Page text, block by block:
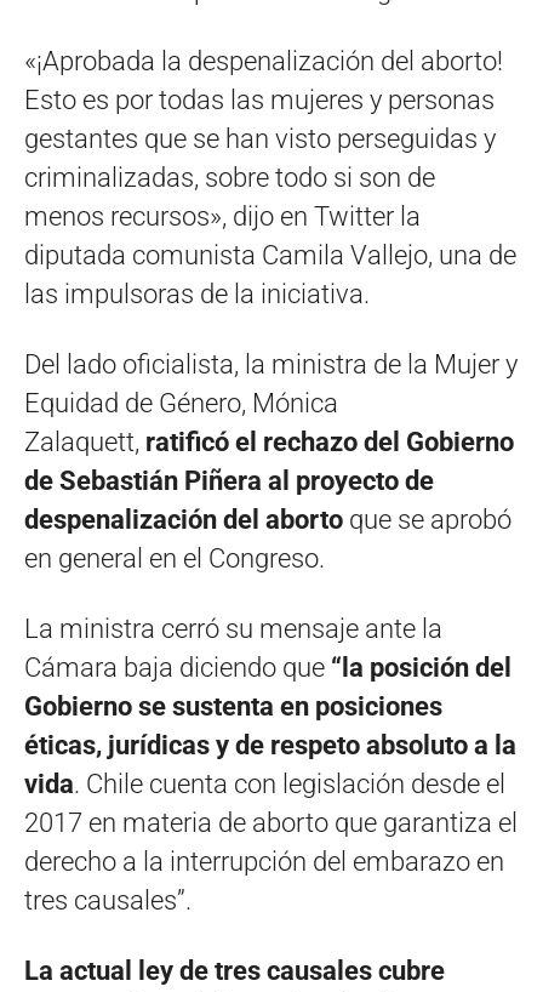
«¡Aprobada la despenalización del aborto!
Esto es por todas las mujeres y personas
gestantes que se han visto perseguidas y
criminalizadas, sobre todo si son de
menos recursos», dijo en Twitter la
diputada comunista Camila Vallejo, una de
las impulsoras de la iniciativa.
Del lado oficialista, la ministra de la Mujer y
Equidad de Género, Mónica
Zalaquett, ratificó el rechazo del Gobierno
de Sebastián Piñera al proyecto de
despenalización del aborto que se aprobó
en general en el Congreso.
La ministra cerró su mensaje ante la
Cámara baja diciendo que “la posición del
Gobierno se sustenta en posiciones
éticas, jurídicas y de respeto absoluto a la
vida. Chile cuenta con legislación desde el
2017 en materia de aborto que garantiza el
derecho a la interrupción del embarazo en
tres causales”.
La actual ley de tres causales cubre